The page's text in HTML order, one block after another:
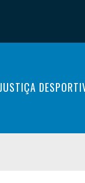
JUSTIÇA